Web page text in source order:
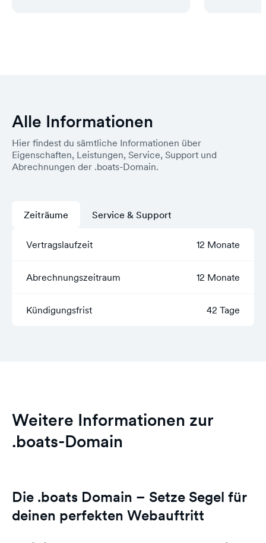
Alle Informationen
Hier findest du sämtliche Informationen über
Eigenschaften, Leistungen, Service, Support und
Abrechnungen der .boats-Domain.
Zeiträume
Vertragslaufzeit 12 Monate
Abrechnungszeitraum 12 Monate
Kündigungsfrist 42 Tage
Service & Support
Weitere Informationen zur
.boats-Domain
Die .boats Domain – Setze Segel für
deinen perfekten Webauftritt